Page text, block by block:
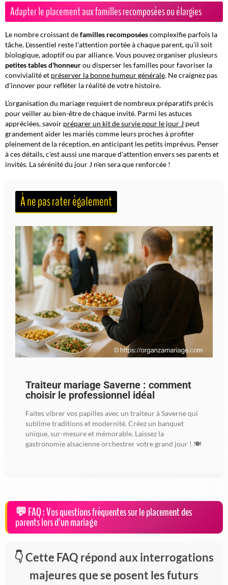
Adapter le placement aux familles recomposées ou élargies
Le nombre croissant defamilles recomposéescomplexifie parfois la
tâche. L'essentiel reste l'attention portée à chaque parent, qu'il soit
biologique, adoptif ou par alliance. Vous pouvez organiser plusieurs
petites tables d'honneurou disperser les familles pour favoriser la
convivialité et préserver la bonne humeur générale. Ne craignez pas
d'innover pour refléter la réalité de votre histoire.
L'organisation du mariage requiert de nombreux préparatifs précis
pour veiller au bien-être de chaque invité. Parmi les astuces
appréciées, savoir préparer un kit de survie pour le jour J peut
grandement aider les mariés comme leurs proches à profiter
pleinement de la réception, en anticipant les petits imprévus. Penser
à ces détails, c'est aussi une marque d'attention envers ses parents et
invités. La sérénité du jour J n'en sera que renforcée !
À ne pas rater également
Traiteur mariage Saverne : comment
choisir le professionnel idéal
Faites vibrer vos papilles avec un traiteur à Saverne qui
sublime traditions et modernité. Créez un banquet
unique, sur-mesure et mémorable. Laissez la
gastronomie alsacienne orchestrer votre grand jour ! 🍽️
FAQ : Vos questions fréquentes sur le placement des
parents lors d'un mariage
Cette FAQ répond aux interrogations
majeures que se posent les futurs